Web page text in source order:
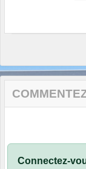
Connectez-